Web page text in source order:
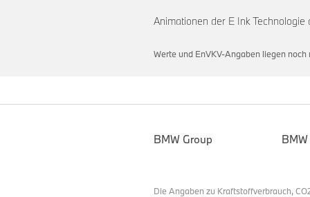
of
90%
Animationen der E Ink
Werte und EnVKV-Angaben liegen noch
BMW Group BMW
Die Angaben zu Kraftstoffverbrauch,